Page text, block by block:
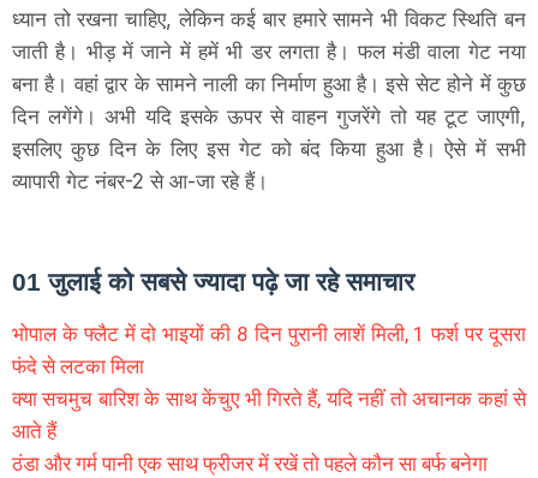
ध्यान तो रखना चाहिए, लेकिन कई बार हमारे सामने भी विकट स्थिति बन
जाती है। भीड़ में जाने में हमें भी डर लगता है। फल मंडी वाला गेट नया
बना है। वहां द्वार के सामने नाली का निर्माण हुआ है। इसे सेट होने में कुछ
दिन लगेंगे। अभी यदि इसके ऊपर से वाहन गुजरेंगे तो यह टूट जाएगी,
इसलिए कुछ दिन के लिए इस गेट को बंद किया हुआ है। ऐसे में सभी
व्यापारी गेट नंबर-2 से आ-जा रहे हैं।
01 जुलाई को सबसे ज्यादा पढ़े जा रहे समाचार
भोपाल के फ्लैट में दो भाइयों की 8 दिन पुरानी लाशें मिली, 1 फर्श पर दूसरा
फंदे से लटका मिला
क्या सचमुच बारिश के साथ केंचुए भी गिरते हैं, यदि नहीं तो अचानक कहां से
आते हैं
ठंडा और गर्म पानी एक साथ फ्रीजर में रखें तो पहले कौन सा बर्फ बनेगा